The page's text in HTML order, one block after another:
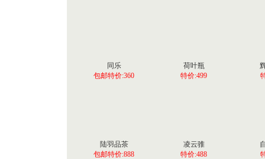
同乐
包邮特价:360
荷叶瓶
特价:499
陆羽品茶
包邮特价:888
凌云骓
特价:488